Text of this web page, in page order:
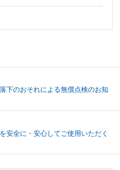
下のおそれによる無償点検のお知
安全に・安心してご使用いただく